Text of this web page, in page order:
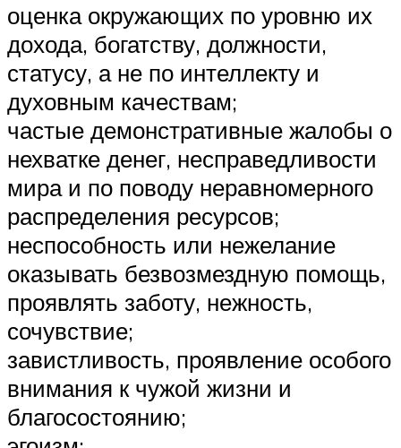
оценка окружающих по уровню их
дохода, богатству, должности,
статусу, а не по интеллекту и
духовным качествам;
частые демонстративные жалобы о
нехватке денег, несправедливости
мира и по поводу неравномерного
распределения ресурсов;
неспособность или нежелание
оказывать безвозмездную помощь,
проявлять заботу, нежность,
сочувствие;
завистливость, проявление особого
внимания к чужой жизни и
благосостоянию;